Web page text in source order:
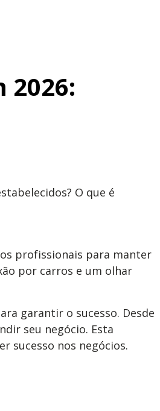
O que é
profissionais para manter
por carros e um olhar
garantir o sucesso. Desde
seu negócio. Esta
sucesso nos negócios.